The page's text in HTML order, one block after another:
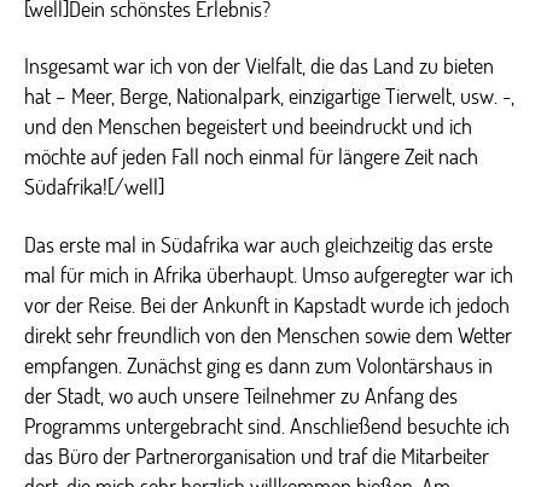
[well]Dein schönstes Erlebnis?
Insgesamt war ich von der Vielfalt, die das Land zu bieten
hat – Meer, Berge, Nationalpark, einzigartige Tierwelt, usw. -,
und den Menschen begeistert und beeindruckt und ich
möchte auf jeden Fall noch einmal für längere Zeit nach
Südafrika![/well]
Das erste mal in Südafrika war auch gleichzeitig das erste
mal für mich in Afrika überhaupt. Umso aufgeregter war ich
vor der Reise. Bei der Ankunft in Kapstadt wurde ich jedoch
direkt sehr freundlich von den Menschen sowie dem Wetter
empfangen. Zunächst ging es dann zum Volontärshaus in
der Stadt, wo auch unsere Teilnehmer zu Anfang des
Programms untergebracht sind. Anschließend besuchte ich
das Büro der Partnerorganisation und traf die Mitarbeiter